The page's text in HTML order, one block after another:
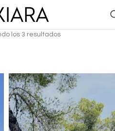
los 3 resultados